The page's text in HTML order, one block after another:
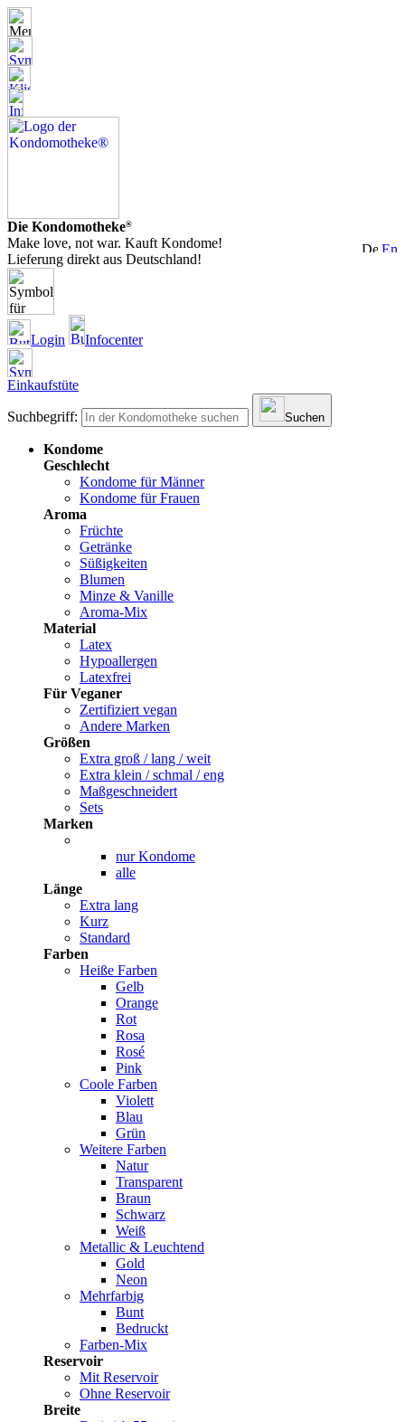
Die Kondomotheke®
Make love, not war. Kauft Kondome!
Lieferung direkt aus Deutschland!
Login Infocenter
Einkaufstüte
Suchbegriff: Suchen
Kondome
Geschlecht
Kondome für Männer
Kondome für Frauen
Aroma
Früchte
Getränke
Süßigkeiten
Blumen
Minze & Vanille
Aroma-Mix
Material
Latex
Hypoallergen
Latexfrei
Für Veganer
Zertifiziert vegan
Andere Marken
Größen
Extra groß / lang / weit
Extra klein / schmal / eng
Maßgeschneidert
Sets
Marken
nur Kondome
alle
Länge
Extra lang
Kurz
Standard
Farben
Heiße Farben
Gelb
Orange
Rot
Rosa
Rosé
Pink
Coole Farben
Violett
Blau
Grün
Weitere Farben
Natur
Transparent
Braun
Schwarz
Weiß
Metallic & Leuchtend
Gold
Neon
Mehrfarbig
Bunt
Bedruckt
Farben-Mix
Reservoir
Mit Reservoir
Ohne Reservoir
Breite